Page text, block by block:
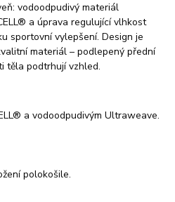
vodoodpudivý materiál
a úprava regulující vlhkost
sportovní vylepšení. Design je
materiál – podlepený přední
těla podtrhují vzhled.
a vodoodpudivým Ultraweave.
polokošile.